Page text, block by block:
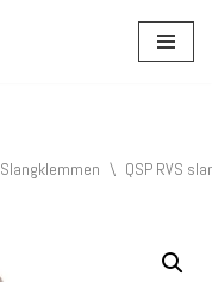
Slangklemmen \ QSP RVS